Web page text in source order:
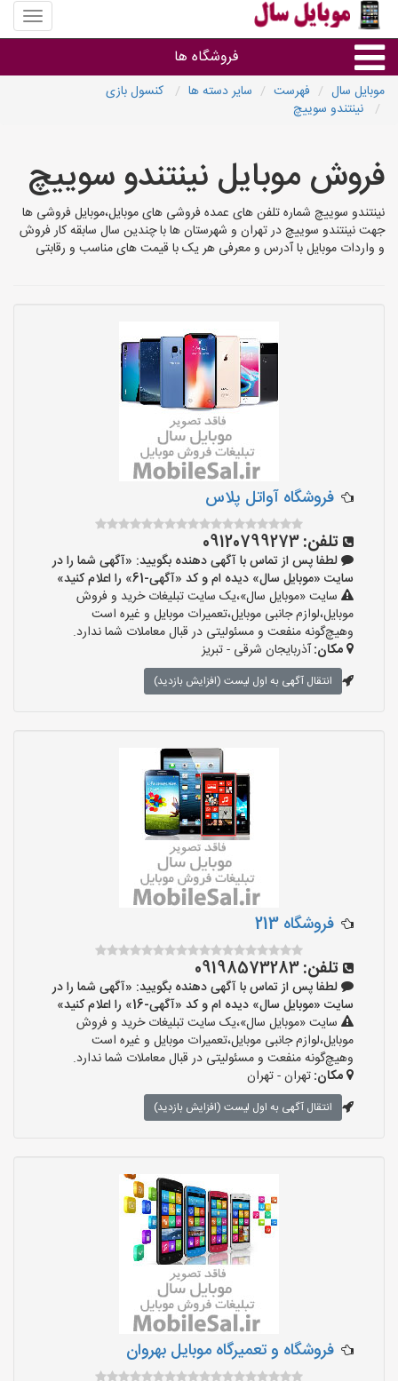
منوی
سایت
سال
فروشگاه ها
سایر گروه ها
فروشگاه های موبایل
موبایل سال فهرست سایر دسته ها
کنسول بازی
نینتندو سوییچ
فروش موبایل نینتندو سوییچ
نینتندو سوییچ شماره تلفن های عمده فروشی های موبایل،موبایل فروشی ها
جهت نینتندو سوییچ در تهران و شهرستان ها با چندین سال سابقه کار فروش
و واردات موبایل با آدرس و معرفی هر یک با قیمت های مناسب و رقابتی
فروشگاه آواتل پلاس
تلفن:09120799273
لطفا پس از تماس با آگهی دهنده بگویید: «آگهی شما را در
سایت «موبایل سال» دیده ام و کد «آگهی-61» را اعلام کنید»
سایت «موبایل سال»،یک سایت تبلیغات خرید و فروش
موبایل،لوازم جانبی موبایل،تعمیرات موبایل و غیره است
وهیچ‌گونه منفعت و مسئولیتی در قبال معاملات شما ندارد.
مکان:آذربایجان شرقی - تبریز
انتقال آگهی به اول لیست (افزایش بازدید)
فروشگاه 213
تلفن:09198573283
لطفا پس از تماس با آگهی دهنده بگویید: «آگهی شما را در
سایت «موبایل سال» دیده ام و کد «آگهی-16» را اعلام کنید»
سایت «موبایل سال»،یک سایت تبلیغات خرید و فروش
موبایل،لوازم جانبی موبایل،تعمیرات موبایل و غیره است
وهیچ‌گونه منفعت و مسئولیتی در قبال معاملات شما ندارد.
مکان:تهران - تهران
انتقال آگهی به اول لیست (افزایش بازدید)
فروشگاه و تعمیرگاه موبایل بهروان